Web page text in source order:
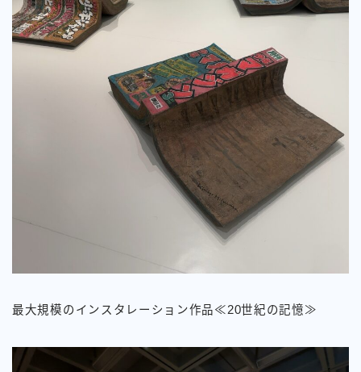
最大規模のインスタレーション作品≪20世紀の記憶≫